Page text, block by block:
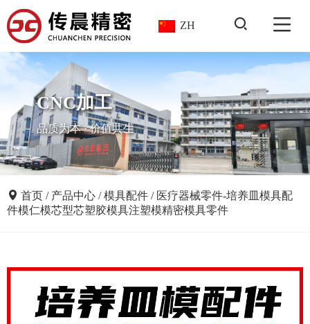
ZH
CNC加工
品质为本 · 价值共生
首页 / 产品中心 /模具配件 / 医疗器械零件-培养皿模具配
件模仁模芯型芯塑胶模具注塑模精密模具零件